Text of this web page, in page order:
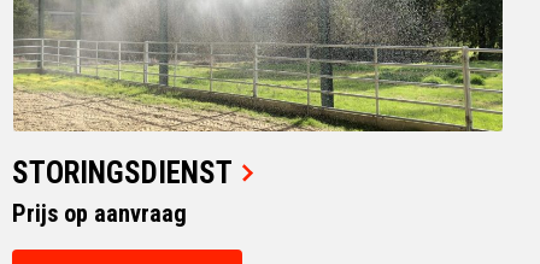
STORINGSDIENST
Prijs op aanvraag